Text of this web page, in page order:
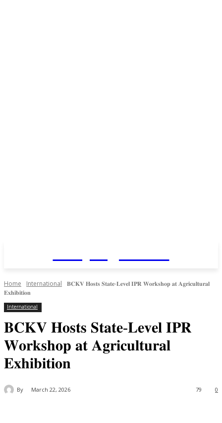
Home International
𝐁𝐂𝐊𝐕 𝐇𝐨𝐬𝐭𝐬 𝐒𝐭𝐚𝐭𝐞-𝐋𝐞𝐯𝐞𝐥 𝐈𝐏𝐑 𝐖𝐨𝐫𝐤𝐬𝐡𝐨𝐩 𝐚𝐭 𝐀𝐠𝐫𝐢𝐜𝐮𝐥𝐭𝐮𝐫𝐚𝐥
𝐄𝐱𝐡𝐢𝐛𝐢𝐭𝐢𝐨𝐧
International
𝐁𝐂𝐊𝐕 𝐇𝐨𝐬𝐭𝐬 𝐒𝐭𝐚𝐭𝐞-𝐋𝐞𝐯𝐞𝐥 𝐈𝐏𝐑
𝐖𝐨𝐫𝐤𝐬𝐡𝐨𝐩 𝐚𝐭 𝐀𝐠𝐫𝐢𝐜𝐮𝐥𝐭𝐮𝐫𝐚𝐥
𝐄𝐱𝐡𝐢𝐛𝐢𝐭𝐢𝐨𝐧
By March 22, 2026 0
79